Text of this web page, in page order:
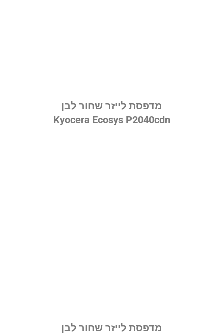
מדפסת לייזר שחור לבן
Kyocera Ecosys P2040cdn
מדפסת לייזר שחור לבן